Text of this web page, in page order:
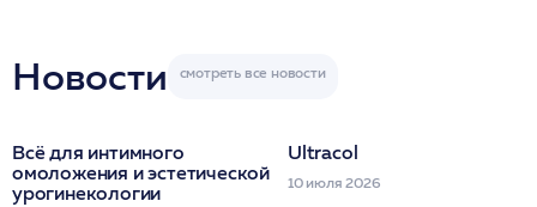
Новости
Всё для интимного
омоложения и эстетической
урогинекологии
Ultracol
10 июля 2026